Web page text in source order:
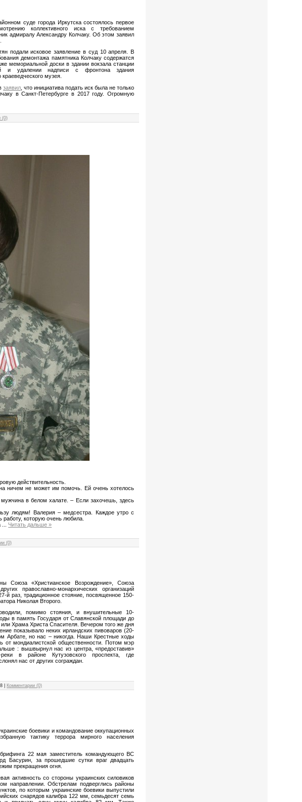
суде города Иркутска состоялось первое
коллективного иска с требованием
адмиралу Александру Колчаку. Об этом заявил
подали исковое заявление в суд 10 апреля. В
демонтажа памятника Колчаку содержатся
мемориальной доски в здании вокзала станции
и удалении надписи с фронтона здания
краеведческого музея.
заявил , что инициатива подать иск была не только
в Санкт-Петербурге в 2017 году. Огромную
(0)
действительность.
ничем не может им помочь. Ей очень хотелось
в белом халате. – Если захочешь, здесь
людям! Валерия – медсестра. Каждое утро с
которую очень любила.
... Читать дальше »
(0)
Союза «Христианское Возрождение», Союза
православно-монархических организаций
й раз, традиционное стояние, посвященное 150-
Николая Второго.
помимо стояния, и внушительные 10-
в память Государя от Славянской площади до
или Храма Христа Спасителя. Вечером того же дня
показывало неких ирландских пивоваров (20-
Арбате, но нас – никогда. Наши Крестные ходы
от мондиалистской общественности. Потом мэр
: вышвырнул нас из центра, «предоставив»
в районе Кутузовского проспекта, где
нас от других сограждан.
Комментарии (0)
боевики и командование оккупационных
тактику террора мирного населения
22 мая заместитель командующего ВС
Басурин, за прошедшие сутки враг двадцать
прекращения огня.
активность со стороны украинских силовиков
направлении. Обстрелам подверглись районы
по которым украинские боевики выпустили
снарядов калибра 122 мм, семьдесят семь